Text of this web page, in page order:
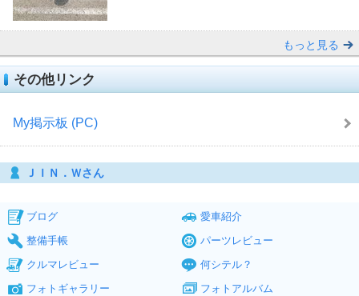
もっと見る
その他リンク
My掲示板 (PC)
ＪＩＮ．Ｗさん
ブログ
愛車紹介
整備手帳
パーツレビュー
クルマレビュー
何シテル？
フォトギャラリー
フォトアルバム